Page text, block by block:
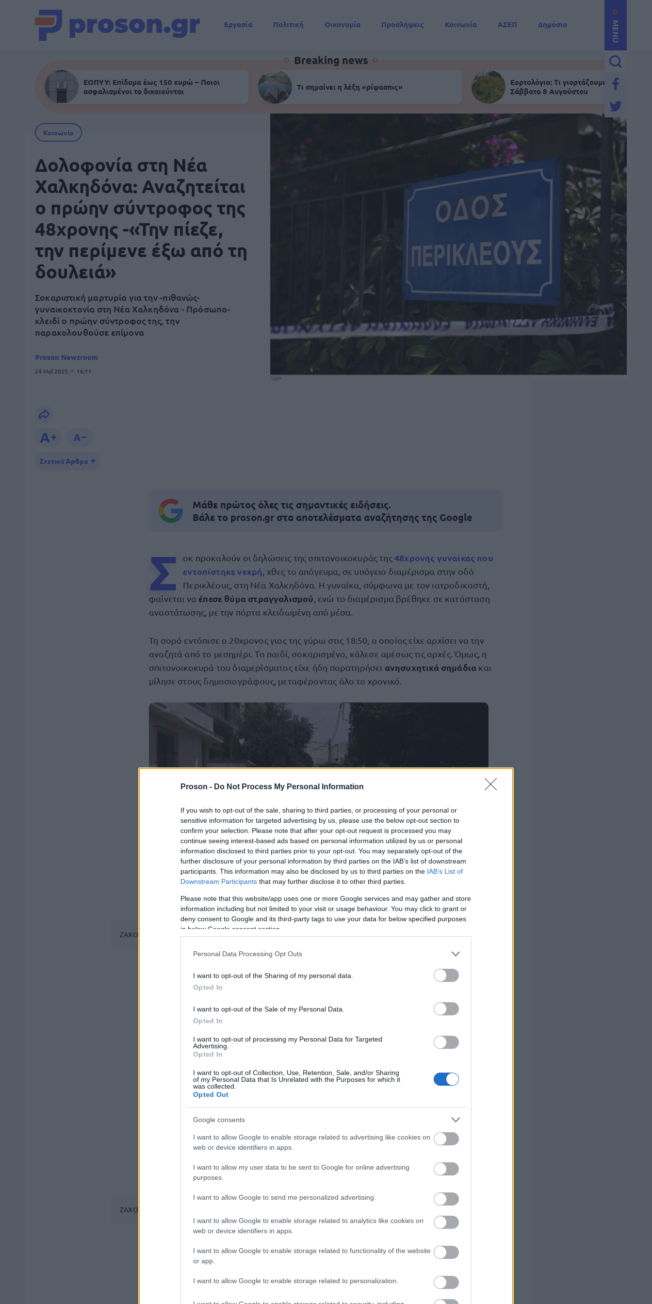
Proson - Do Not Process My Personal Information
If you wish to opt-out of the sale, sharing to third parties, or processing of your personal or
sensitive information for targeted advertising by us, please use the below opt-out section to
confirm your selection. Please note that after your opt-out request is processed you may
continue seeing interest-based ads based on personal information utilized by us or personal
information disclosed to third parties prior to your opt-out. You may separately opt-out of the
further disclosure of your personal information by third parties on the IAB’s list of downstream
participants. This information may also be disclosed by us to third parties on the IAB’s List of
Downstream Participants that may further disclose it to other third parties.
Please note that this website/app uses one or more Google services and may gather and store
information including but not limited to your visit or usage behaviour. You may click to grant or
deny consent to Google and its third-party tags to use your data for below specified purposes
in below Google consent section.
Personal Data Processing Opt Outs
I want to opt-out of the Sharing of my personal data.
Opted In
I want to opt-out of the Sale of my Personal Data.
Opted In
I want to opt-out of processing my Personal Data for Targeted
Advertising.
Opted In
I want to opt-out of Collection, Use, Retention, Sale, and/or Sharing
of my Personal Data that Is Unrelated with the Purposes for which it
was collected.
Opted Out
Google consents
I want to allow Google to enable storage related to advertising like cookies on
web or device identifiers in apps.
I want to allow my user data to be sent to Google for online advertising
purposes.
I want to allow Google to send me personalized advertising.
I want to allow Google to enable storage related to analytics like cookies on
web or device identifiers in apps.
I want to allow Google to enable storage related to functionality of the website
or app.
I want to allow Google to enable storage related to personalization.
MENU
Εργασία Πολιτική Οικονομία Προσλήψεις Κοινωνία ΑΣΕΠ
Δημόσιο
Breaking news
ΕΟΠΥΥ: Επίδομα έως 150 ευρώ – Ποιοι
ασφαλισμένοι το δικαιούνται
Τι σημαίνει η λέξη «ρίψασπις»
Εορτολόγιο: Τι γιορτάζουμε σήμερα,
Σάββατο 8 Αυγούστου
Κοινωνία
Δολοφονία στη Νέα
Χαλκηδόνα: Αναζητείται
ο πρώην σύντροφος της
48χρονης -«Την πίεζε,
την περίμενε έξω από τη
δουλειά»
Σοκαριστική μαρτυρία για την -πιθανώς-
γυναικοκτονία στη Νέα Χαλκηδόνα - Πρόσωπο-
κλειδί ο πρώην σύντροφος της, την
παρακολουθούσε επίμονα
Proson Newsroom
24 Μαΐ 2025 16:11
Σχετικά Άρθρα
Μάθε πρώτος όλες τις σημαντικές ειδήσεις.
Βάλε το proson.gr στα αποτελέσματα αναζήτησης της Google
Σ οκ προκαλούν οι δηλώσεις της σπιτονοικοκυράς της48χρονης γυναίκας που
εντοπίστηκε νεκρή , χθες το απόγευμα, σε υπόγειο διαμέρισμα στην οδό
Περικλέους, στη Νέα Χαλκηδόνα. Η γυναίκα, σύμφωνα με τον ιατροδικαστή,
φαίνεται να έπεσε θύμα στραγγαλισμού , ενώ το διαμέρισμα βρέθηκε σε κατάσταση
αναστάτωσης, με την πόρτα κλειδωμένη από μέσα.
Τη σορό εντόπισε ο 20χρονος γιος της γύρω στις 18:50, ο οποίος είχε αρχίσει να την
αναζητά από το μεσημέρι. Το παιδί, σοκαρισμένο, κάλεσε αμέσως τις αρχές. Όμως, η
σπιτονοικοκυρά του διαμερίσματος είχε ήδη παρατηρήσει ανησυχητικά σημάδια και
μίλησε στους δημοσιογράφους, μεταφέροντας όλο το χρονικό.
ΖΑΧΟΣ ΓΙΩΡΓΟΣ / INTIME NEWS
ΖΑΧΟΣ ΓΙΩΡΓΟΣ / INTIME NEWS
Η σοκαριστική μαρτυρία
«Κατέβηκα κάτω με το παιδί και την βρήκαπαγωμένη, με πρησμένα χείλη και
χτύπημα στο μάγουλο. Όλα ήταν πεταμένα – ντουλάπια, ρούχα, συρτάρια. Ανάστα ο